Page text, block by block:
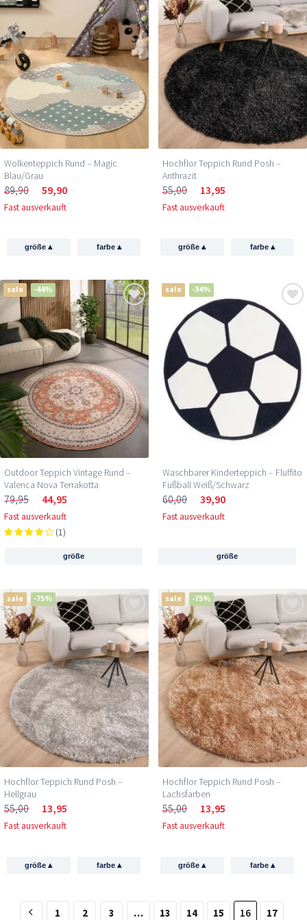
Wolkenteppich Rund – Magic
Blau/Grau
89,90 59,90
Fast ausverkauft
größe▴ farbe ▴
Hochflor Teppich Rund Posh –
Anthrazit
55,00 13,95
Fast ausverkauft
größe▴ farbe ▴
sale -44%
Outdoor Teppich Vintage Rund –
Valenca Nova Terrakotta
79,95 44,95
Fast ausverkauft
(1)
größe
sale -34%
Waschbarer Kinderteppich – Fluffito
Fußball Weiß/Schwarz
60,00 39,90
Fast ausverkauft
größe
sale -75%
Hochflor Teppich Rund Posh –
Hellgrau
55,00 13,95
Fast ausverkauft
größe▴ farbe ▴
sale -75%
Hochflor Teppich Rund Posh –
Lachsfarben
55,00 13,95
Fast ausverkauft
größe▴ farbe ▴
1 2 3 … 13 14 15 16 17